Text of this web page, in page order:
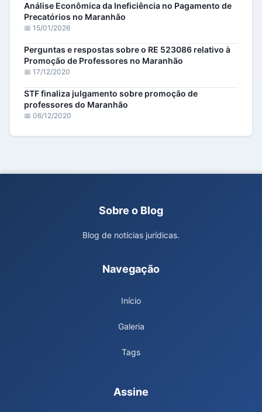
Análise Econômica da Ineficiência no Pagamento de
Precatórios no Maranhão
📅 15/01/2026
Perguntas e respostas sobre o RE 523086 relativo à
Promoção de Professores no Maranhão
📅 17/12/2020
STF finaliza julgamento sobre promoção de
professores do Maranhão
📅 06/12/2020
Sobre o Blog
Blog de notícias jurídicas.
Navegação
Início
Galeria
Tags
Assine